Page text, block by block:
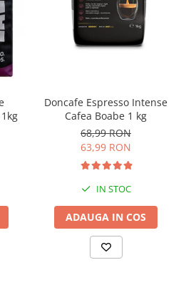
Doncafe Espresso Intense
Cafea Boabe 1 kg
68,99 RON
63,99 RON
IN STOC
ADAUGA IN COS